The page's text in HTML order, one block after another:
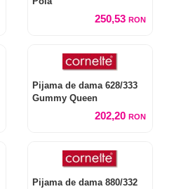
250,53 RON
Pijama de dama 628/333
Gummy Queen
202,20 RON
Pijama de dama 880/332